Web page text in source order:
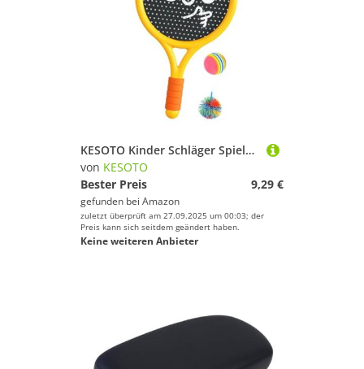
KESOTO Kinder Schläger Spielset Kinder Schläger Paddle Und Balls Set Elastisches Schläger Sportspielset Pädagogisches Bewegungsspiel Fördert Körperliche Ent, Gelb
von KESOTO
Bester Preis
9,29 €
gefunden bei Amazon
zuletzt überprüft am 27.09.2025 um 00:03; der
Preis kann sich seitdem geändert haben.
Keine weiteren Anbieter